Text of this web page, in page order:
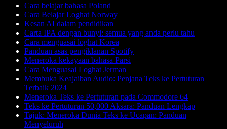
Cara belajar bahasa Poland
Cara Belajar Loghat Norway
Kesan AI dalam pendidikan
Carta IPA dengan bunyi: semua yang anda perlu tahu
Cara menguasai loghat Korea
Panduan asas pengiklanan Spotify
Meneroka kekayaan bahasa Parsi
Cara Menguasai Loghat Jerman
Membuka Keajaiban Audio: Penjana Teks ke Pertuturan
Terbaik 2024
Meneroka Teks ke Pertuturan pada Commodore 64
Teks ke Pertuturan 50,000 Aksara: Panduan Lengkap
Tajuk: Meneroka Dunia Teks ke Ucapan: Panduan
Menyeluruh